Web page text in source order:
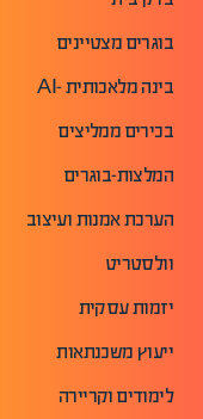
בוגרים מצטיינים
בינה מלאכותית -AI
בכירים ממליצים
המלצות-בוגרים
הערכת אמנות ועיצוב
וולסטריט
יזמות עסקית
ייעוץ משכנתאות
לימודים וקריירה